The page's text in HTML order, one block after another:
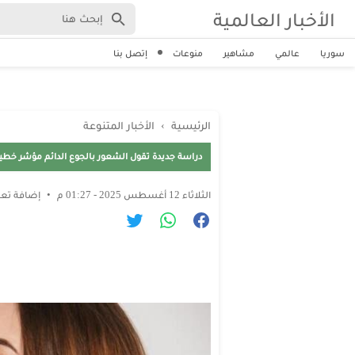
الأخبار العالمية
سوريا عالمي مشاهير منوعات إتصل بنا
الرئيسية › الأخبار المتنوعة
دراسة جديدة تقول الشعور بالجوع الدائم مؤشر
الثلاثاء 12 أغسطس 2025 - 01:27 م إضافة